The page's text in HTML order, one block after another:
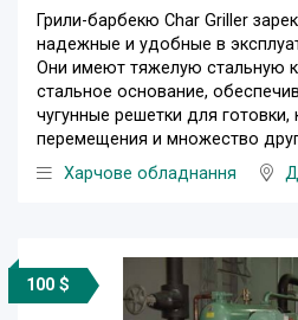
Грили-барбекю Char Griller
надежные и удобные в
Они имеют тяжелую стальную
стальное основание,
чугунные решетки для готовки,
перемещения и множество
Харчове обладнання
100 $